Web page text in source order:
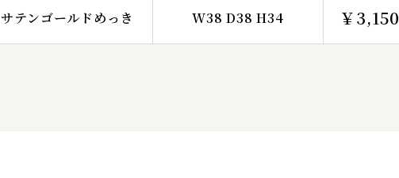
サテンゴールドめっき W38 D38 H34 ￥3,150